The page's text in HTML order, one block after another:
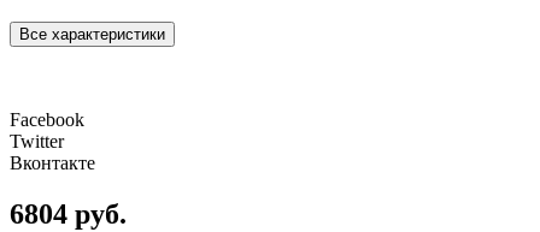
Все характеристики
Facebook
Twitter
Вконтакте
6804 руб.